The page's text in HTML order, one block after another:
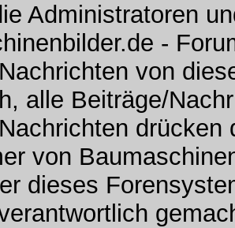
Administratoren
-
von
alle Beiträge/
von
dieses